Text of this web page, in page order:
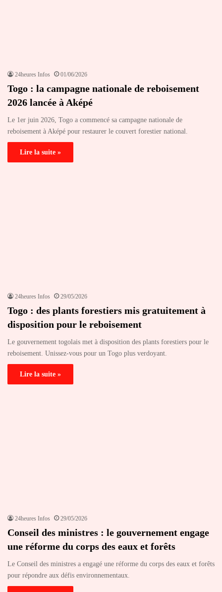
24heures Infos 01/06/2026
Togo : la campagne nationale de reboisement
2026 lancée à Aképé
Le 1er juin 2026, Togo a commencé sa campagne nationale de
reboisement à Aképé pour restaurer le couvert forestier national.
Lire la suite »
24heures Infos 29/05/2026
Togo : des plants forestiers mis gratuitement à
disposition pour le reboisement
Le gouvernement togolais met à disposition des plants forestiers pour le
reboisement. Unissez-vous pour un Togo plus verdoyant.
Lire la suite »
24heures Infos 29/05/2026
Conseil des ministres : le gouvernement engage
une réforme du corps des eaux et forêts
Le Conseil des ministres a engagé une réforme du corps des eaux et forêts
pour répondre aux défis environnementaux.